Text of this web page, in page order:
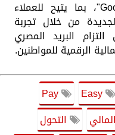
متجري "App Store وGoogle Play"، بما يتيح للعملاء
من خلال تجربة
البريد المصري
الرقمية للمواطنين.
المالي
التحول